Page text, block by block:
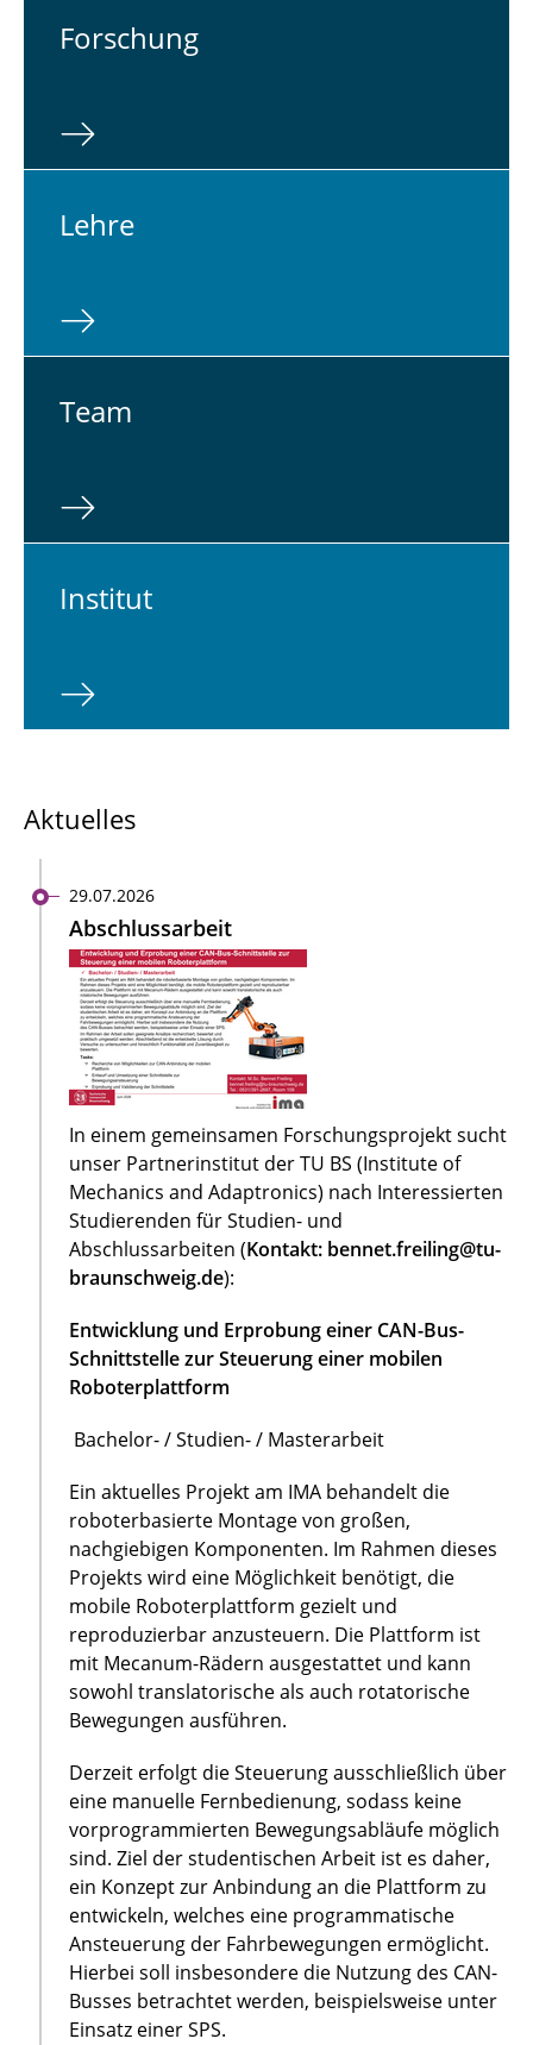
For­schung
Lehre
Team
In­sti­tut
Aktuelles
29.07.2026
Abschlussarbeit
In einem gemeinsamen Forschungsprojekt sucht
unser Partnerinstitut der TU BS (Institute of
Mechanics and Adaptronics) nach Interessierten
Studierenden für Studien- und
Abschlussarbeiten (Kontakt: bennet.freiling@tu-
braunschweig.de):
Entwicklung und Erprobung einer CAN-Bus-
Schnittstelle zur Steuerung einer mobilen
Roboterplattform
Bachelor- / Studien- / Masterarbeit
Ein aktuelles Projekt am IMA behandelt die
roboterbasierte Montage von großen,
nachgiebigen Komponenten. Im Rahmen dieses
Projekts wird eine Möglichkeit benötigt, die
mobile Roboterplattform gezielt und
reproduzierbar anzusteuern. Die Plattform ist
mit Mecanum-Rädern ausgestattet und kann
sowohl translatorische als auch rotatorische
Bewegungen ausführen.
Derzeit erfolgt die Steuerung ausschließlich über
eine manuelle Fernbedienung, sodass keine
vorprogrammierten Bewegungsabläufe möglich
sind. Ziel der studentischen Arbeit ist es daher,
ein Konzept zur Anbindung an die Plattform zu
entwickeln, welches eine programmatische
Ansteuerung der Fahrbewegungen ermöglicht.
Hierbei soll insbesondere die Nutzung des CAN-
Busses betrachtet werden, beispielsweise unter
Einsatz einer SPS.